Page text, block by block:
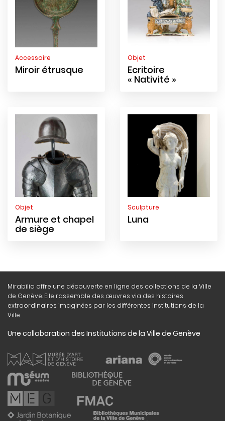
Accessoire
Miroir étrusque
Objet
Ecritoire
« Nativité »
Objet
Armure et chapel
de siège
Sculpture
Luna
Mirabilia offre une découverte en ligne des collections de la Ville
de Genève. Elle rassemble des œuvres via des histoires
extraordinaires imaginées par les différentes institutions de la
Ville.
Une collaboration des Institutions de la Ville de Genève